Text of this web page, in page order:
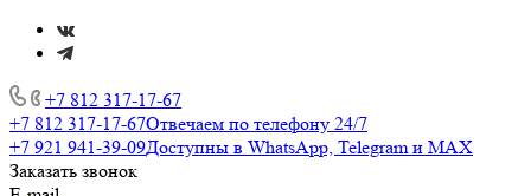
+7 812 317-17-67
+7 812 317-17-67Отвечаем по телефону 24/7
+7 921 941-39-09Доступны в WhatsApp, Telegram и MAX
Заказать звонок